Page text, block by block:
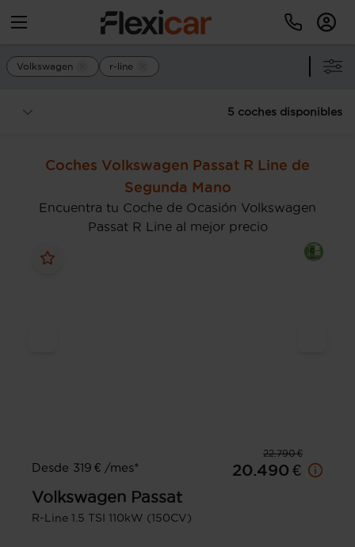
Volkswagen r-line
5 coches disponibles
Coches Volkswagen Passat R Line de
Segunda Mano
Encuentra tu Coche de Ocasión Volkswagen
Passat R Line al mejor precio
22.790 €
Desde 319 € /mes*
20.490 €
Volkswagen Passat
R-Line 1.5 TSI 110kW (150CV)